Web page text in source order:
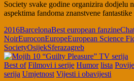
Society svake godine organizira dodjelu
aspektima fandoma znanstvene
2016BarcelonaBest european fanzine
NoirEuroconEuropeEuropean Science
SocietyOsijekSferazagreb
Best of Filmovi i serije Humor lista
serija Umjetnost Vijesti i obavijesti